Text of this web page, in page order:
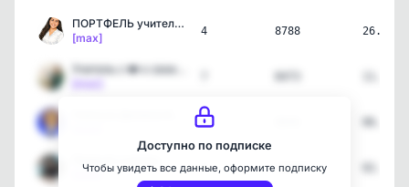
ПОРТФЕЛЬ учителя начальн…
[max]
4 8788
2
[max]
3 11426
Доступно по подписке
Чтобы увидеть все данные, оформите подписку